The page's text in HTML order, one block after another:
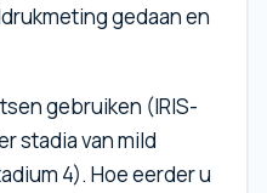
gedaan en
gebruiken (IRIS-
stadia van mild
4). Hoe eerder u